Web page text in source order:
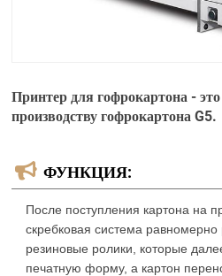
Принтер для гофрокартона -
производству гофрокартона G5.
ФУНКЦИЯ:
После поступления картона на
скребковая система
резиновые ролики, которые
печатную форму, а картон